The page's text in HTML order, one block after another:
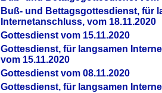
Buß- und Bettagsgottesdienst, für
Internetanschluss, vom 18.11.2020
Gottesdienst vom 15.11.2020
Gottesdienst, für langsamen
vom 15.11.2020
Gottesdienst vom 08.11.2020
Gottesdienst, für langsamen